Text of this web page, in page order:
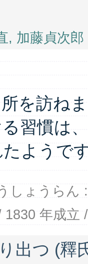
, 加藤貞次
を訪ね
習慣は
ようで
しょうらん
年成立
出つ (釋